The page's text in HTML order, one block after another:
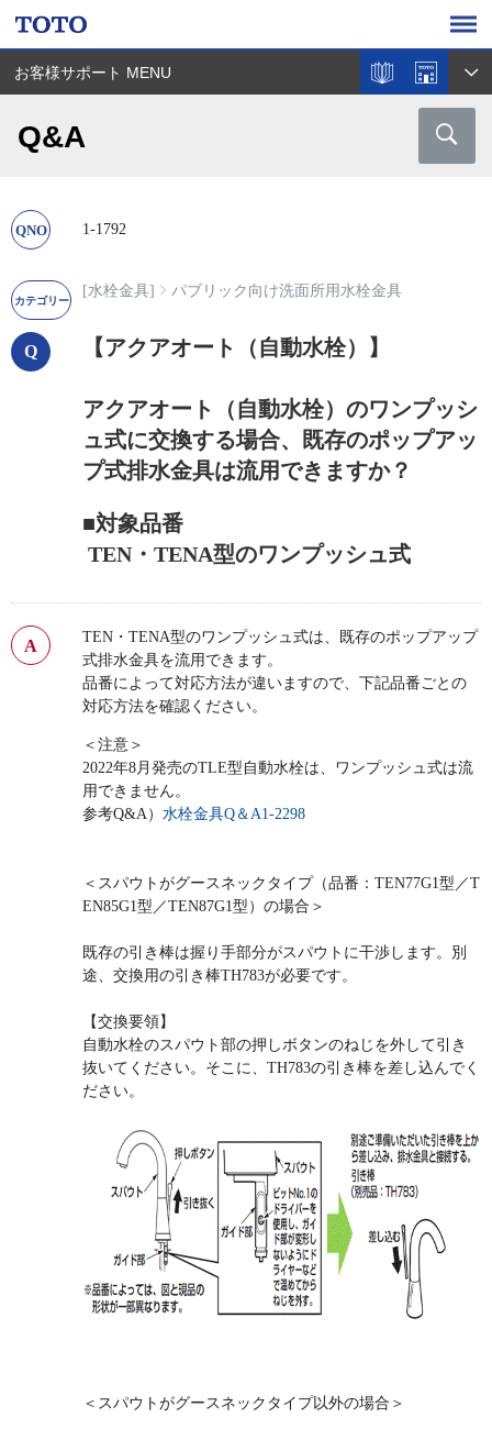
お客様サポート MENU
Q&A
1-1792
[水栓金具] パブリック向け洗面所用水栓金具
【アクアオート（自動水栓）】
アクアオート（自動水栓）のワンプッシ
ュ式に交換する場合、既存のポップアッ
プ式排水金具は流用できますか？
■対象品番
TEN・TENA型のワンプッシュ式
TEN・TENA型のワンプッシュ式は、既存のポップアップ
式排水金具を流用できます。
品番によって対応方法が違いますので、下記品番ごとの
対応方法を確認ください。
＜注意＞
2022年8月発売のTLE型自動水栓は、ワンプッシュ式は流
用できません。
参考Q&A） 水栓金具Q＆A1-2298
＜スパウトがグースネックタイプ（品番：TEN77G1型／T
EN85G1型／TEN87G1型）の場合＞
既存の引き棒は握り手部分がスパウトに干渉します。別
途、交換用の引き棒TH783が必要です。
【交換要領】
自動水栓のスパウト部の押しボタンのねじを外して引き
抜いてください。そこに、TH783の引き棒を差し込んでく
ださい。
＜スパウトがグースネックタイプ以外の場合＞